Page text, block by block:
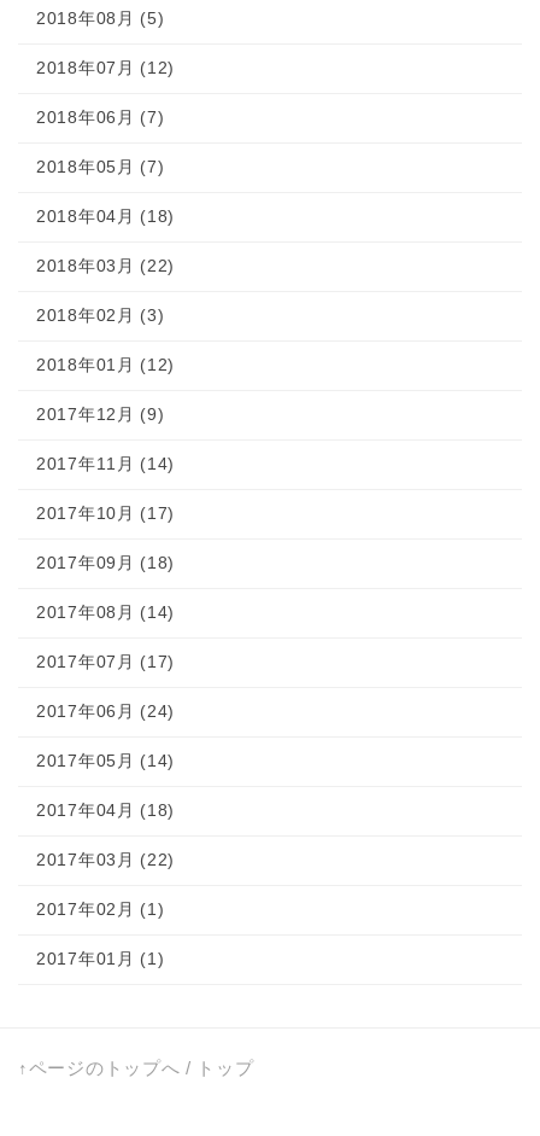
2018年08月 (5)
2018年07月 (12)
2018年06月 (7)
2018年05月 (7)
2018年04月 (18)
2018年03月 (22)
2018年02月 (3)
2018年01月 (12)
2017年12月 (9)
2017年11月 (14)
2017年10月 (17)
2017年09月 (18)
2017年08月 (14)
2017年07月 (17)
2017年06月 (24)
2017年05月 (14)
2017年04月 (18)
2017年03月 (22)
2017年02月 (1)
2017年01月 (1)
↑ページのトップへ / トップ